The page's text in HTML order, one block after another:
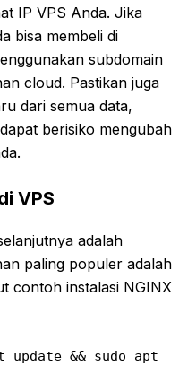
IP VPS Anda. Jika
bisa membeli di
subdomain
cloud. Pastikan juga
dari semua data,
berisiko mengubah
VPS
adalah
paling populer adalah
contoh instalasi NGINX
update && sudo apt